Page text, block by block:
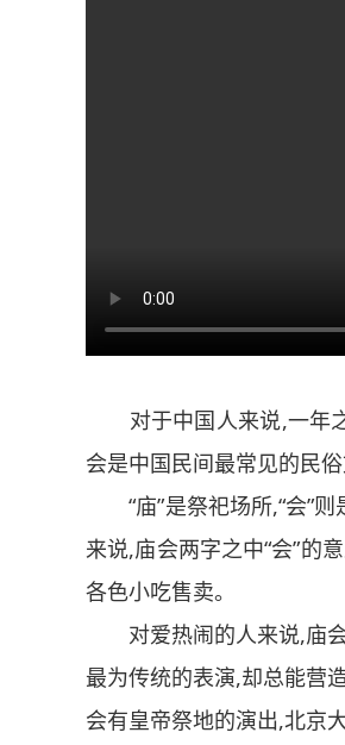
对于中国人来说,一年之
会是中国民间最常见的民
“庙”是祭祀场所,“会”则
来说,庙会两字之中“会”的
各色小吃售卖。
对爱热闹的人来说,庙会
最为传统的表演,却总能营
会有皇帝祭地的演出,北京